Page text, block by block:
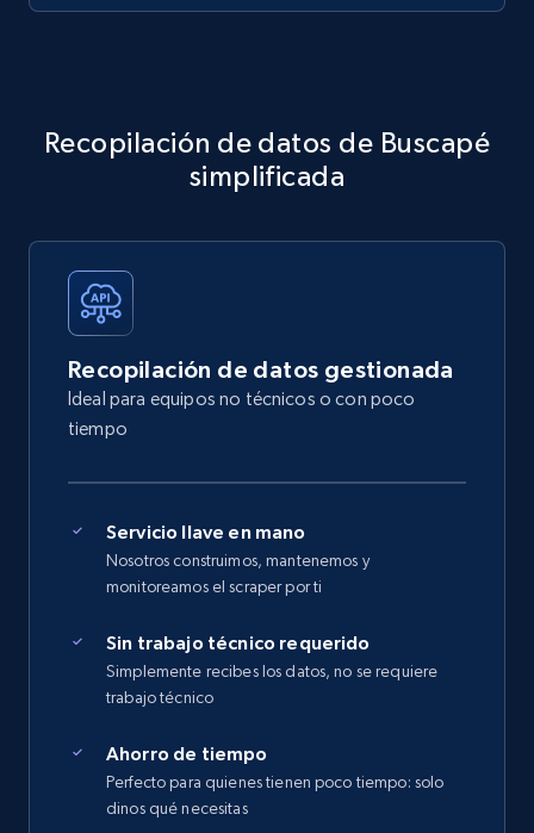
Recopilación de datos de Buscapé
simplificada
Recopilación de datos gestionada
Ideal para equipos no técnicos o con poco
tiempo
Servicio llave en mano
Nosotros construimos, mantenemos y
monitoreamos el scraper por ti
Sin trabajo técnico requerido
Simplemente recibes los datos, no se requiere
trabajo técnico
Ahorro de tiempo
Perfecto para quienes tienen poco tiempo: solo
dinos qué necesitas